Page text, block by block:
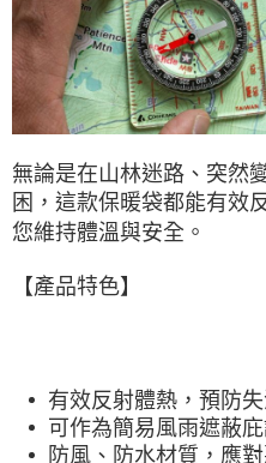
每筆NT$60，滿NT$490(含以上)
付款後7-11取貨
每筆NT$60，滿NT$490(含以上)
每筆NT$80，滿NT$490(含以上)
離島宅配
付款後門市自取
無論是在山林迷路、突然
困，這款保暖袋都能有效
您維持體溫與安全。
【產品特色】
有效反射體熱，預防失
可作為簡易風雨遮蔽
防風、防水材質，應